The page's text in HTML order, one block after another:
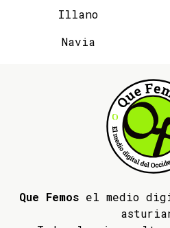
Illano
Navia
Que Femos el medio